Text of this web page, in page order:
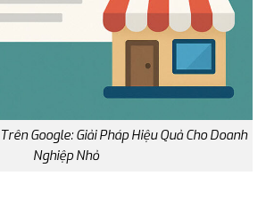
Google: Giải Pháp Hiệu Quả Cho Doanh
Nghiệp Nhỏ